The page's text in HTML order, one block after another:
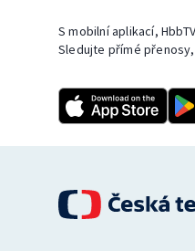
S mobilní aplikací,
Sledujte přímé